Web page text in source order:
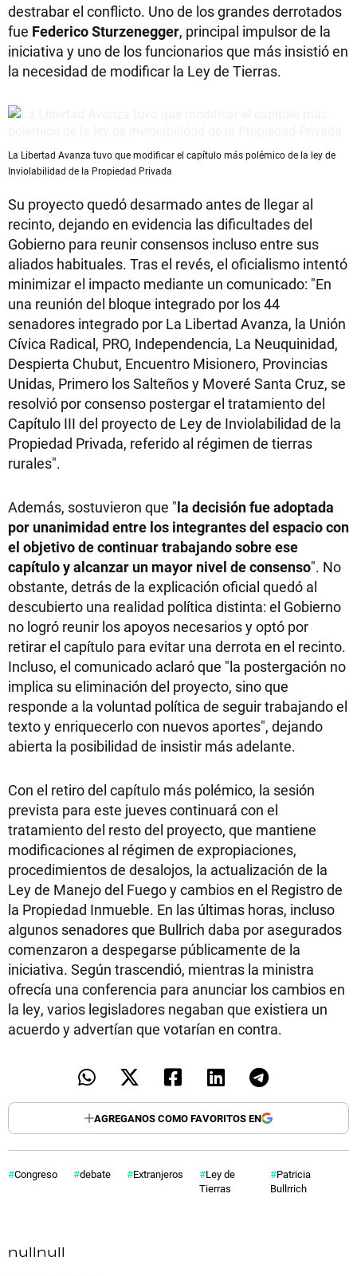
destrabar el conflicto. Uno de los grandes derrotados
fue Federico Sturzenegger, principal impulsor de la
iniciativa y uno de los funcionarios que más insistió en
la necesidad de modificar la Ley de Tierras.
La Libertad Avanza tuvo que modificar el capítulo más polémico de la ley de
Inviolabilidad de la Propiedad Privada
Su proyecto quedó desarmado antes de llegar al
recinto, dejando en evidencia las dificultades del
Gobierno para reunir consensos incluso entre sus
aliados habituales. Tras el revés, el oficialismo intentó
minimizar el impacto mediante un comunicado: "En
una reunión del bloque integrado por los 44
senadores integrado por La Libertad Avanza, la Unión
Cívica Radical, PRO, Independencia, La Neuquinidad,
Despierta Chubut, Encuentro Misionero, Provincias
Unidas, Primero los Salteños y Moveré Santa Cruz, se
resolvió por consenso postergar el tratamiento del
Capítulo III del proyecto de Ley de Inviolabilidad de la
Propiedad Privada, referido al régimen de tierras
rurales".
Además, sostuvieron que "la decisión fue adoptada
por unanimidad entre los integrantes del espacio con
el objetivo de continuar trabajando sobre ese
capítulo y alcanzar un mayor nivel de consenso". No
obstante, detrás de la explicación oficial quedó al
descubierto una realidad política distinta: el Gobierno
no logró reunir los apoyos necesarios y optó por
retirar el capítulo para evitar una derrota en el recinto.
Incluso, el comunicado aclaró que "la postergación no
implica su eliminación del proyecto, sino que
responde a la voluntad política de seguir trabajando el
texto y enriquecerlo con nuevos aportes", dejando
abierta la posibilidad de insistir más adelante.
Con el retiro del capítulo más polémico, la sesión
prevista para este jueves continuará con el
tratamiento del resto del proyecto, que mantiene
modificaciones al régimen de expropiaciones,
procedimientos de desalojos, la actualización de la
Ley de Manejo del Fuego y cambios en el Registro de
la Propiedad Inmueble. En las últimas horas, incluso
algunos senadores que Bullrich daba por asegurados
comenzaron a despegarse públicamente de la
iniciativa. Según trascendió, mientras la ministra
ofrecía una conferencia para anunciar los cambios en
la ley, varios legisladores negaban que existiera un
acuerdo y advertían que votarían en contra.
AGREGANOS COMO FAVORITOS EN
Congreso debate Extranjeros
Ley de
Tierras
Patricia
Bullrrich
nullnull